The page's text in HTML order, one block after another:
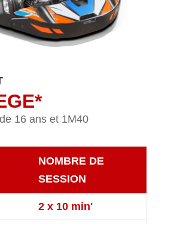
16 ans et 1M40
NOMBRE DE
SESSION
2 x 10 min'